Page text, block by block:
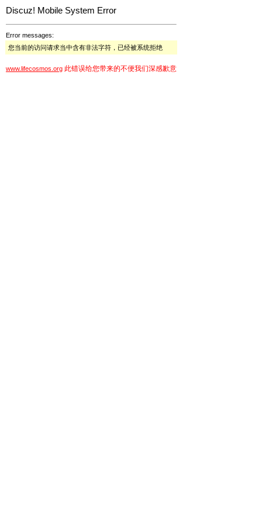
Discuz! Mobile System Error
Error messages:
您当前的访问请求当中含有非法字符，已经被系统拒绝
www.lifecosmos.org 此错误给您带来的不便我们深感歉意